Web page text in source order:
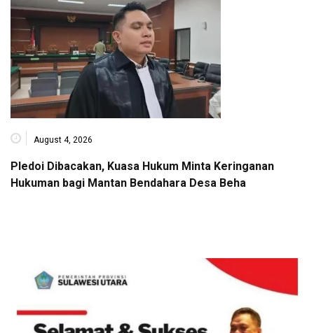
August 4, 2026
Pledoi Dibacakan, Kuasa Hukum Minta Keringanan
Hukuman bagi Mantan Bendahara Desa Beha